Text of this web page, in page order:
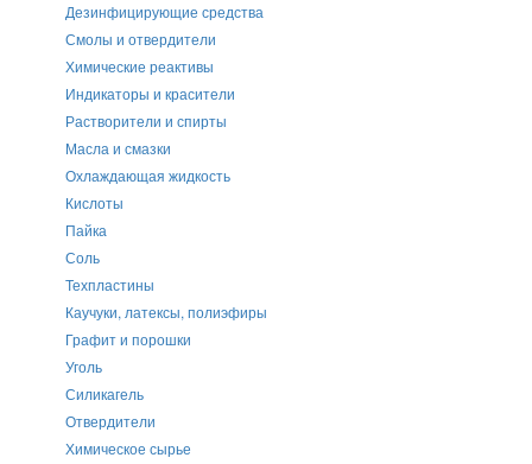
Дезинфицирующие средства
Смолы и отвердители
Химические реактивы
Индикаторы и красители
Растворители и спирты
Масла и смазки
Охлаждающая жидкость
Кислоты
Пайка
Соль
Техпластины
Каучуки, латексы, полиэфиры
Графит и порошки
Уголь
Силикагель
Отвердители
Химическое сырье